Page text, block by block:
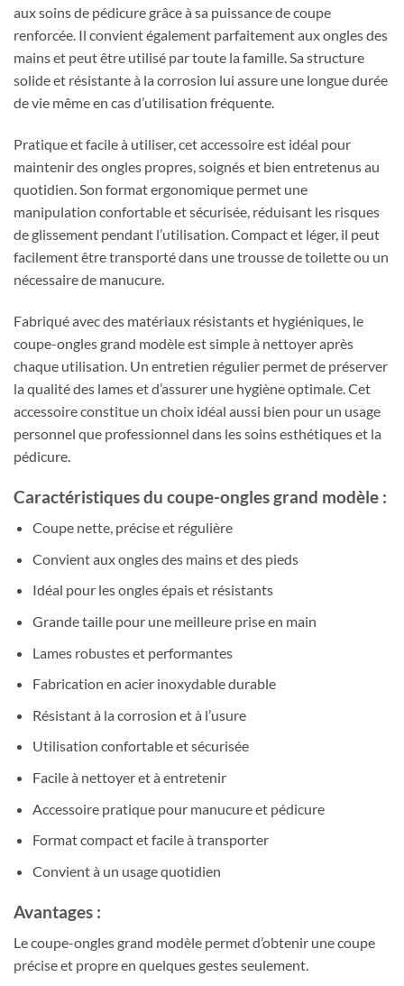
aux soins de pédicure grâce à sa puissance de coupe
renforcée. Il convient également parfaitement aux ongles des
mains et peut être utilisé par toute la famille. Sa structure
solide et résistante à la corrosion lui assure une longue durée
de vie même en cas d’utilisation fréquente.
Pratique et facile à utiliser, cet accessoire est idéal pour
maintenir des ongles propres, soignés et bien entretenus au
quotidien. Son format ergonomique permet une
manipulation confortable et sécurisée, réduisant les risques
de glissement pendant l’utilisation. Compact et léger, il peut
facilement être transporté dans une trousse de toilette ou un
nécessaire de manucure.
Fabriqué avec des matériaux résistants et hygiéniques, le
coupe-ongles grand modèle est simple à nettoyer après
chaque utilisation. Un entretien régulier permet de préserver
la qualité des lames et d’assurer une hygiène optimale. Cet
accessoire constitue un choix idéal aussi bien pour un usage
personnel que professionnel dans les soins esthétiques et la
pédicure.
Caractéristiques du coupe-ongles grand modèle :
Coupe nette, précise et régulière
Convient aux ongles des mains et des pieds
Idéal pour les ongles épais et résistants
Grande taille pour une meilleure prise en main
Lames robustes et performantes
Fabrication en acier inoxydable durable
Résistant à la corrosion et à l’usure
Utilisation confortable et sécurisée
Facile à nettoyer et à entretenir
Accessoire pratique pour manucure et pédicure
Format compact et facile à transporter
Convient à un usage quotidien
Avantages :
Le coupe-ongles grand modèle permet d’obtenir une coupe
précise et propre en quelques gestes seulement.